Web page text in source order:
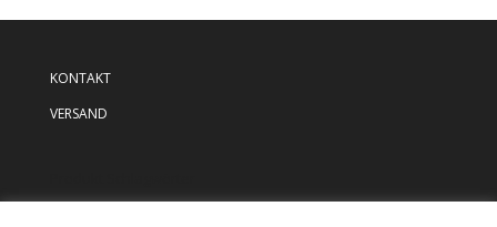
KONTAKT
VERSAND